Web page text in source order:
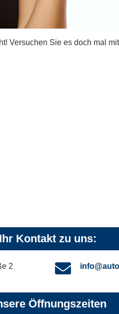
Versuchen Sie es doch mal mit
Ihr Kontakt zu uns:
2
Öffnungszeiten